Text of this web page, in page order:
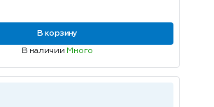
В корзину
В наличии Много